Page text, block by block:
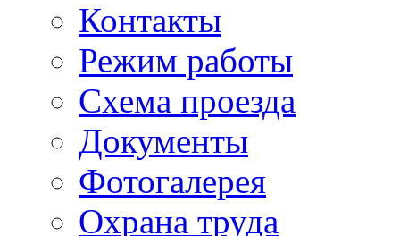
Контакты
Режим работы
Схема проезда
Документы
Фотогалерея
Охрана труда